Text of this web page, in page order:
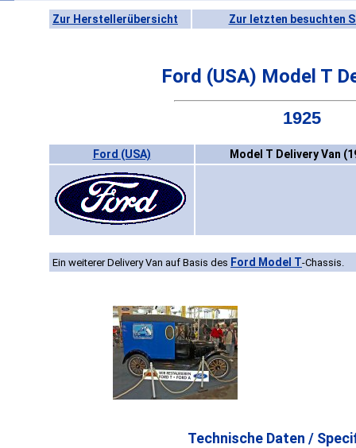
Zur Herstellerübersicht Zur letzten besuchten
Ford (USA) Model T
1925
Ford (USA) Model T Delivery Van
Ein weiterer Delivery Van auf Basis des Ford Model T-Chassis.
Technische Daten /